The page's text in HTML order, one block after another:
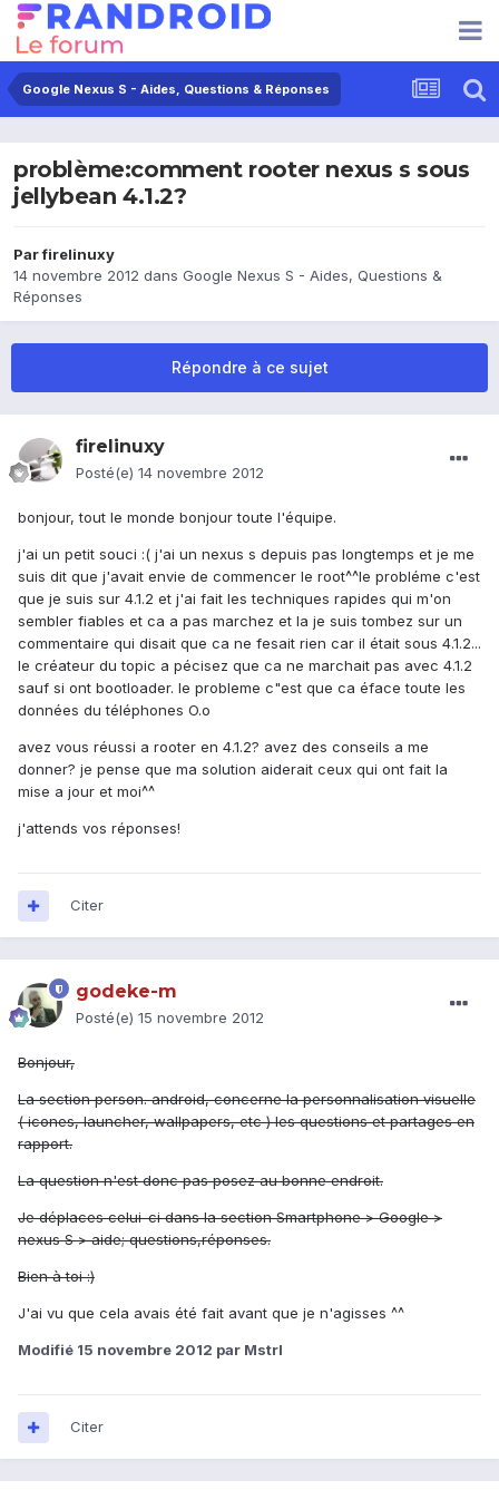
Google Nexus S - Aides, Questions & Réponses
problème:comment rooter nexus s sous
jellybean 4.1.2?
Parfirelinuxy
14 novembre 2012 dans Google Nexus S - Aides, Questions &
Réponses
Répondre à ce sujet
firelinuxy
Posté(e) 14 novembre 2012
bonjour, tout le monde bonjour toute l'équipe.
j'ai un petit souci :( j'ai un nexus s depuis pas longtemps et je me
suis dit que j'avait envie de commencer le root^^le probléme c'est
que je suis sur 4.1.2 et j'ai fait les techniques rapides qui m'on
sembler fiables et ca a pas marchez et la je suis tombez sur un
commentaire qui disait que ca ne fesait rien car il était sous 4.1.2...
le créateur du topic a pécisez que ca ne marchait pas avec 4.1.2
sauf si ont bootloader. le probleme c"est que ca éface toute les
données du téléphones O.o
avez vous réussi a rooter en 4.1.2? avez des conseils a me
donner? je pense que ma solution aiderait ceux qui ont fait la
mise a jour et moi^^
j'attends vos réponses!
Citer
godeke-m
Posté(e) 15 novembre 2012
Bonjour,
La section person. android, concerne la personnalisation visuelle
( icones, launcher, wallpapers, etc ) les questions et partages en
rapport.
La question n'est donc pas posez au bonne endroit.
Je déplaces celui-ci dans la section Smartphone > Google >
nexus S > aide; questions,réponses.
Bien à toi :)
J'ai vu que cela avais été fait avant que je n'agisses ^^
Modifié 15 novembre 2012 par Mstrl
Citer